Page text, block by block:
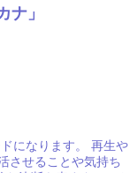
ナ」
ドになります。 再生や
させることや気持ち